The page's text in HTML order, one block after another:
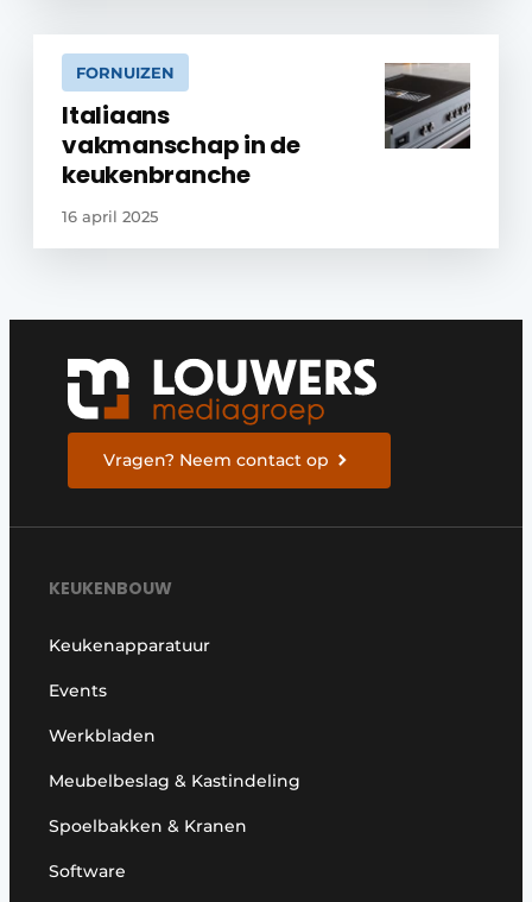
FORNUIZEN
Italiaans
vakmanschap in de
keukenbranche
16 april 2025
Vragen? Neem contact op
KEUKENBOUW
Keukenapparatuur
Events
Werkbladen
Meubelbeslag & Kastindeling
Spoelbakken & Kranen
Software